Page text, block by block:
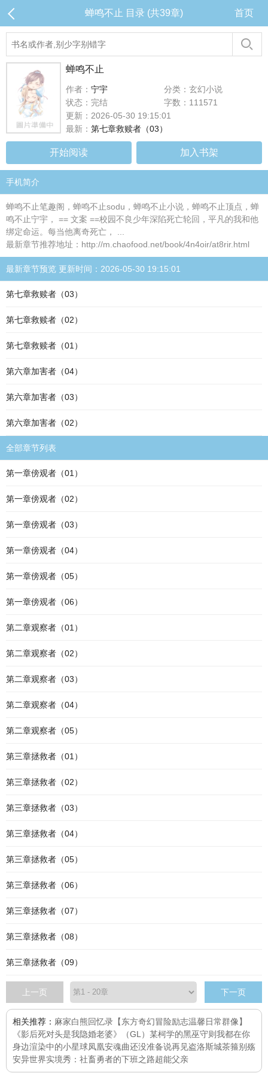
蝉鸣不止 目录 (共39章) 首页
蝉鸣不止
作者： 宁宇
分类：玄幻小说
状态：完结
字数：111571
更新：2026-05-30 19:15:01
最新： 第七章救赎者（03）
开始阅读 加入书架
手机简介
蝉鸣不止笔趣阁，蝉鸣不止sodu，蝉鸣不止小说，蝉鸣不止顶点，蝉
鸣不止宁宇， == 文案 ==校园不良少年深陷死亡轮回，平凡的我和他
绑定命运。每当他离奇死亡， ...
最新章节推荐地址：http://m.chaofood.net/book/4n4oir/at8rir.html
最新章节预览 更新时间：2026-05-30 19:15:01
第七章救赎者（03）
第七章救赎者（02）
第七章救赎者（01）
第六章加害者（04）
第六章加害者（03）
第六章加害者（02）
全部章节列表
第一章傍观者（01）
第一章傍观者（02）
第一章傍观者（03）
第一章傍观者（04）
第一章傍观者（05）
第一章傍观者（06）
第二章观察者（01）
第二章观察者（02）
第二章观察者（03）
第二章观察者（04）
第二章观察者（05）
第三章拯救者（01）
第三章拯救者（02）
第三章拯救者（03）
第三章拯救者（04）
第三章拯救者（05）
第三章拯救者（06）
第三章拯救者（07）
第三章拯救者（08）
第三章拯救者（09）
上一页 下一页
相关推荐： 麻家白熊回忆录【东方奇幻冒险励志温馨日常群像】
《影后死对头是我隐婚老婆》（GL） 某柯学的黑巫守则我都在你
身边渲染中的小星球凤凰安魂曲还没准备说再见盗洛斯城茶箍别殇
安异世界实境秀：社畜勇者的下班之路超能父亲